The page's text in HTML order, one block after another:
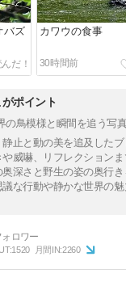
バズ
カワウの食事
30時間前
ポイント
の鳥模様と瞬間を追う写
止と動の美を追及した
威嚇、リフレクション
深さと野生の姿の奥行
な行動や静かな世界の
1520 月間IN:2260